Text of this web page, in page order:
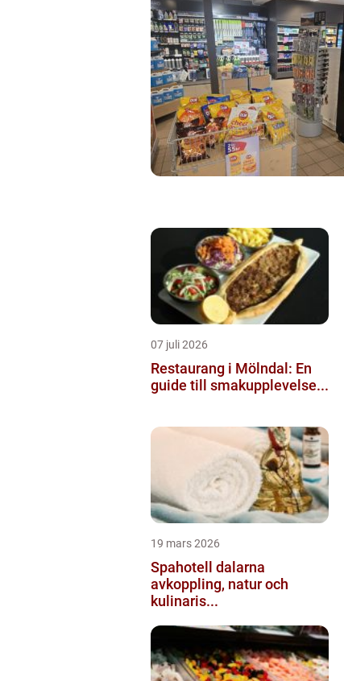
07 juli 2026
Restaurang i Mölndal: En
guide till smakupplevelse...
19 mars 2026
Spahotell dalarna
avkoppling, natur och
kulinaris...